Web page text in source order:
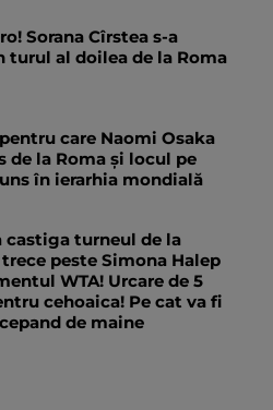
Sorana Cîrstea s-a
turul al doilea de la Roma
care Naomi Osaka
de la Roma și locul pe
în ierarhia mondială
castiga turneul de la
peste Simona Halep
WTA! Urcare de 5
cehoaica! Pe cat va fi
de maine